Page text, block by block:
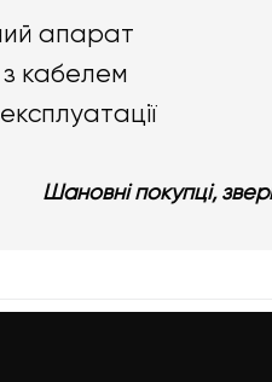
апарат
кабелем
Шановні покупці,